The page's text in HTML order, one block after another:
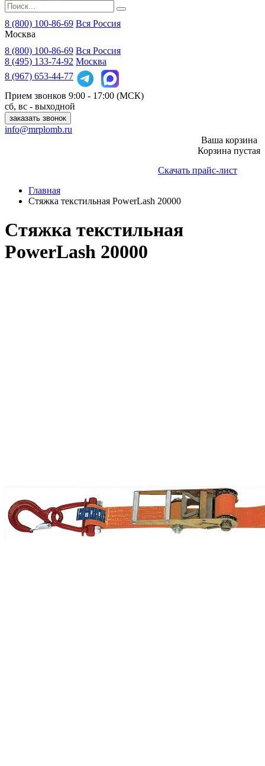
8 (800) 100-86-69 Вся Россия
Москва
8 (800) 100-86-69 Вся Россия
8 (495) 133-74-92 Москва
8 (967) 653-44-77
Прием звонков 9:00 - 17:00 (МСК)
сб, вс - выходной
заказать звонок
info@mrplomb.ru
Ваша корзина
Корзина пустая
Скачать прайс-лист
Главная
Стяжка текстильная PowerLash 20000
Стяжка текстильная
PowerLash 20000